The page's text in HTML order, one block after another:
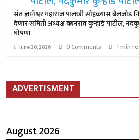
संत ज्ञानेश्वर महाराज पालखी सोहळ्यास बैलजोड
देणार समिती अध्यक्ष बबनराव कुऱ्हाडे पाटील,
घोषणा
June 20, 2026 0 Comments 1 min
ADVERTISMENT
August 2026